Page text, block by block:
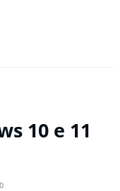
10 e 11
0